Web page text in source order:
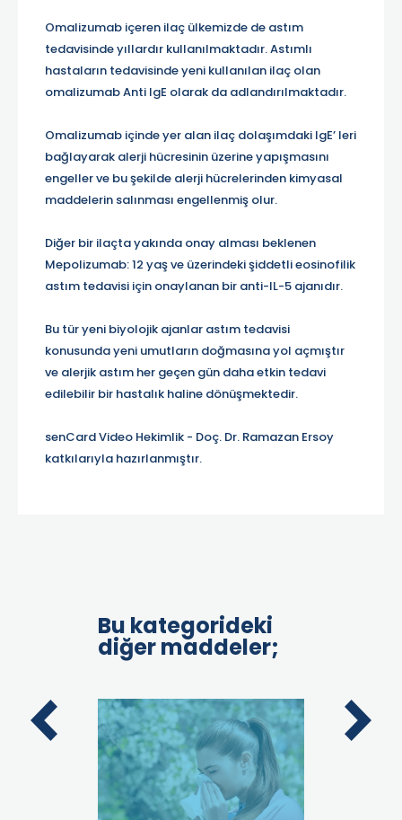
Omalizumab içeren ilaç ülkemizde de astım
tedavisinde yıllardır kullanılmaktadır. Astımlı
hastaların tedavisinde yeni kullanılan ilaç olan
omalizumab Anti IgE olarak da adlandırılmaktadır.
Omalizumab içinde yer alan ilaç dolaşımdaki IgE’ leri
bağlayarak alerji hücresinin üzerine yapışmasını
engeller ve bu şekilde alerji hücrelerinden kimyasal
maddelerin salınması engellenmiş olur.
Diğer bir ilaçta yakında onay alması beklenen
Mepolizumab: 12 yaş ve üzerindeki şiddetli eosinofilik
astım tedavisi için onaylanan bir anti-IL-5 ajanıdır.
Bu tür yeni biyolojik ajanlar astım tedavisi
konusunda yeni umutların doğmasına yol açmıştır
ve alerjik astım her geçen gün daha etkin tedavi
edilebilir bir hastalık haline dönüşmektedir.
senCard Video Hekimlik - Doç. Dr. Ramazan Ersoy
katkılarıyla hazırlanmıştır.
Bu kategorideki
diğer maddeler;